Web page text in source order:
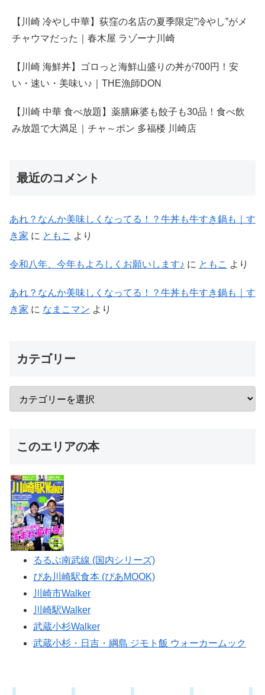
【川崎 冷やし中華】荻窪の名店の夏季限定”冷やし”がメ
チャウマだった｜春木屋 ラゾーナ川崎
【川崎 海鮮丼】ゴロっと海鮮山盛りの丼が700円！安
い・速い・美味い♪｜THE漁師DON
【川崎 中華 食べ放題】薬膳麻婆も餃子も30品！食べ飲
み放題で大満足｜チャ～ボン 多福楼 川崎店
最近のコメント
あれ？なんか美味しくなってる！？牛丼も牛すき鍋も｜す
き家 に ともこ より
令和八年、今年もよろしくお願いします♪ に ともこ より
あれ？なんか美味しくなってる！？牛丼も牛すき鍋も｜す
き家 に なまこマン より
カテゴリー
このエリアの本
るるぶ南武線 (国内シリーズ)
ぴあ川崎駅食本 (ぴあMOOK)
川崎市Walker
川崎駅Walker
武蔵小杉Walker
武蔵小杉・日吉・綱島 ジモト飯 ウォーカームック